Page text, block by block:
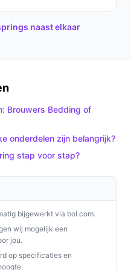
en heeft een
240 kg. Voor intensief
of garanties bij de
voor de stof (er
is). Let op naden
en volg de
bij dit type product?
hogere, complete set
ruimtegebruik.
hogere boxspring wilt;
model als je
naast elkaar
Brouwers Bedding of
onderdelen zijn belangrijk?
stap voor stap?
bijgewerkt via bol.com.
wij mogelijk een
jou.
op specificaties en